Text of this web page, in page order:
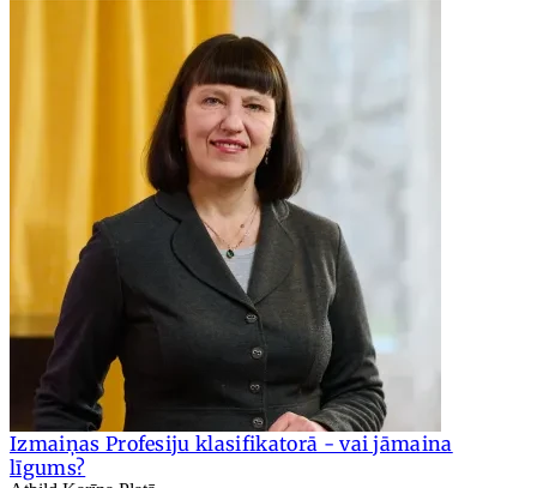
Izmaiņas Profesiju klasifikatorā - vai jāmaina
līgums?